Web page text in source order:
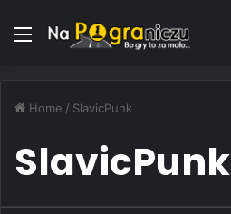
Menu
Home / SlavicPunk
SlavicPunk